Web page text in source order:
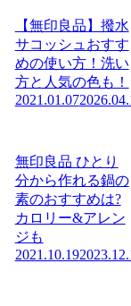
【無印良品】撥水
サコッシュおすす
めの使い方！洗い
方と人気の色も！
2021.01.07
無印良品 ひとり
分から作れる鍋の
素のおすすめは?
カロリー&アレン
ジも
2021.10.19